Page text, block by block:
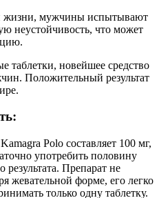
жизни, мужчины испытывают
неустойчивость, что может
таблетки, новейшее средство
Положительный результат
Polo составляет 100 мг,
употребить половину
результата. Препарат не
жевательной форме, его легко
только одну таблетку.